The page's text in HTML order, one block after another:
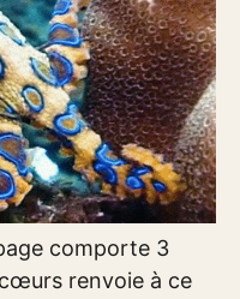
comporte 3
renvoie à ce